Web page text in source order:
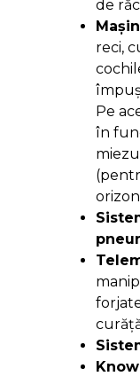
de
reci,
Pe
în